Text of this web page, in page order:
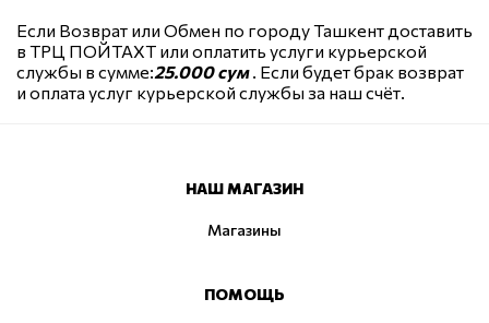
Если Возврат или Обмен по городу Ташкент доставить
в ТРЦ ПОЙТАХТ или оплатить услуги курьерской
службы в сумме:25.000 сум . Если будет брак возврат
и оплата услуг курьерской службы за наш счёт.
НАШ МАГАЗИН
Магазины
ПОМОЩЬ